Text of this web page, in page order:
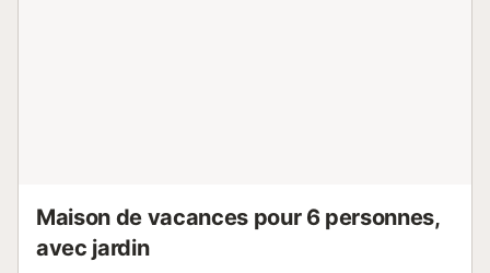
Maison de vacances pour 6 personnes,
avec jardin